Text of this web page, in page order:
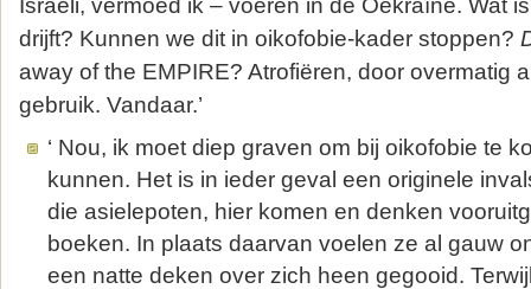
drijft? Kunnen we dit in oikofobie-kader stoppen?
away of the EMPIRE? Atrofiëren, door overmatig
gebruik. Vandaar.’
‘ Nou, ik moet diep graven om bij oikofobie te
kunnen. Het is in ieder geval een originele
die asielepoten, hier komen en denken
boeken. In plaats daarvan voelen ze al gauw
een natte deken over zich heen gegooid.